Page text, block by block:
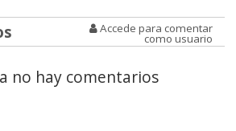
Accede para comentar
como usuario
no hay comentarios